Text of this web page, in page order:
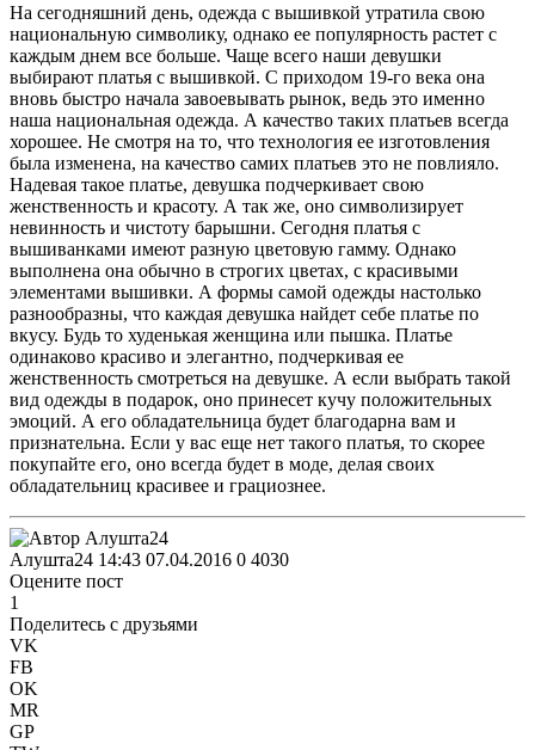
На сегодняшний день, одежда с вышивкой утратила свою
национальную символику, однако ее популярность растет с
каждым днем все больше. Чаще всего наши девушки
выбирают платья с вышивкой. С приходом 19-го века она
вновь быстро начала завоевывать рынок, ведь это именно
наша национальная одежда. А качество таких платьев всегда
хорошее. Не смотря на то, что технология ее изготовления
была изменена, на качество самих платьев это не повлияло.
Надевая такое платье, девушка подчеркивает свою
женственность и красоту. А так же, оно символизирует
невинность и чистоту барышни. Сегодня платья с
вышиванками имеют разную цветовую гамму. Однако
выполнена она обычно в строгих цветах, с красивыми
элементами вышивки. А формы самой одежды настолько
разнообразны, что каждая девушка найдет себе платье по
вкусу. Будь то худенькая женщина или пышка. Платье
одинаково красиво и элегантно, подчеркивая ее
женственность смотреться на девушке. А если выбрать такой
вид одежды в подарок, оно принесет кучу положительных
эмоций. А его обладательница будет благодарна вам и
признательна. Если у вас еще нет такого платья, то скорее
покупайте его, оно всегда будет в моде, делая своих
обладательниц красивее и грациознее.
Алушта24 14:43 07.04.2016 0 4030
Оцените пост
1
Поделитесь с друзьями
VK
FB
OK
MR
GP